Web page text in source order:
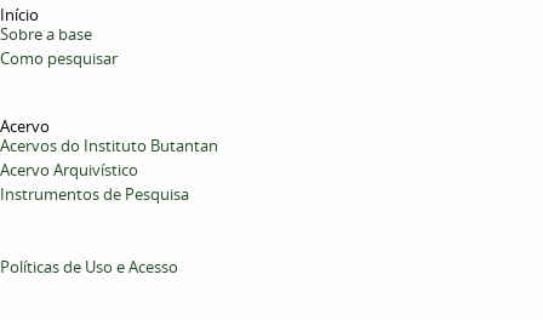
Início
Sobre a base
Como pesquisar
Acervo
Acervos do Instituto Butantan
Acervo Arquivístico
Instrumentos de Pesquisa
Políticas de Uso e Acesso